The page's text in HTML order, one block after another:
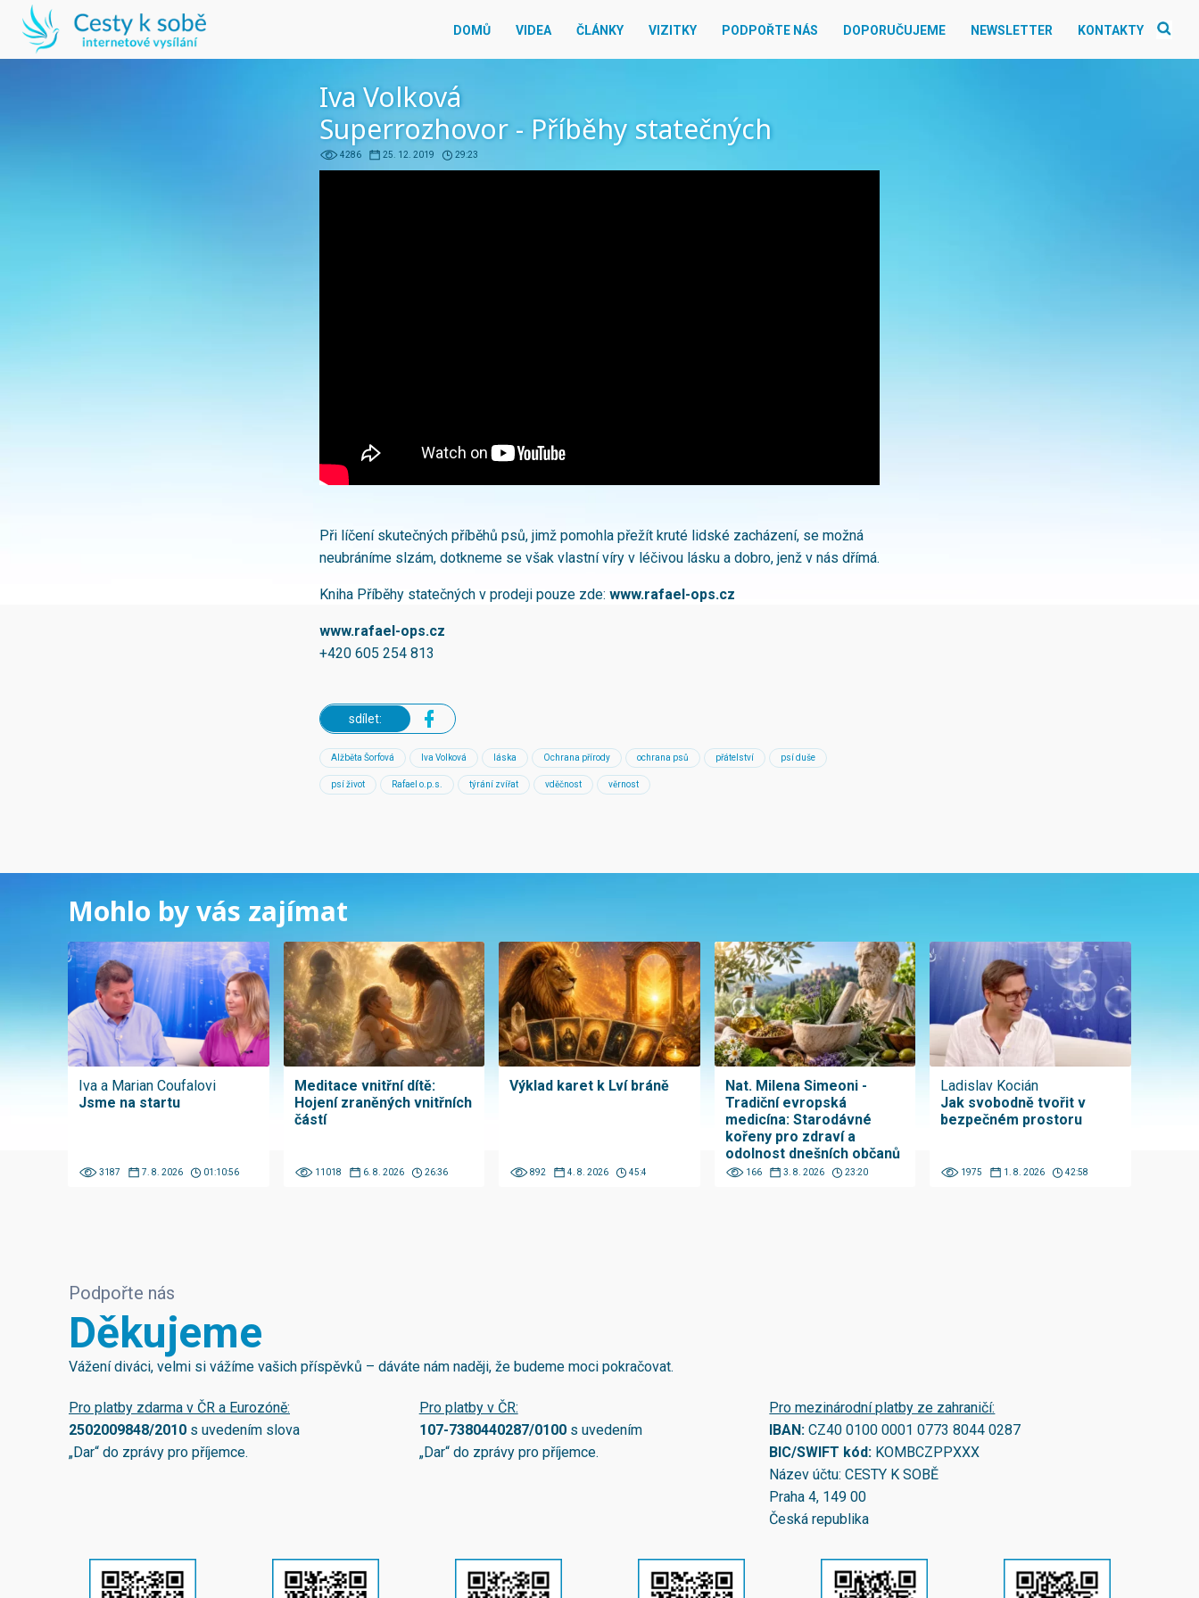
DOMŮ VIDEA ČLÁNKY VIZITKY PODPOŘTE NÁS DOPORUČUJEME NEWSLETTER KONTAKTY
Iva Volková
Superrozhovor - Příběhy statečných
4286 25. 12. 2019 29:23
Při líčení skutečných příběhů psů, jimž pomohla přežít kruté lidské zacházení, se možná
neubráníme slzám, dotkneme se však vlastní víry v léčivou lásku a dobro, jenž v nás dřímá.
Kniha Příběhy statečných v prodeji pouze zde: www.rafael-ops.cz
www.rafael-ops.cz
+420 605 254 813
sdílet:
Alžběta Šorfová Iva Volková láska Ochrana přírody ochrana psů přátelství psí duše
psí život Rafael o.p.s. týrání zvířat vděčnost věrnost
Mohlo by vás zajímat
Iva a Marian Coufalovi
Jsme na startu
3187 7. 8. 2026 01:10:56
Meditace vnitřní dítě:
Hojení zraněných vnitřních
částí
11018 6. 8. 2026 26:36
Výklad karet k Lví bráně
892 4. 8. 2026 45:4
Nat. Milena Simeoni -
Tradiční evropská
medicína: Starodávné
kořeny pro zdraví a
odolnost dnešních občanů
166 3. 8. 2026 23:20
Ladislav Kocián
Jak svobodně tvořit v
bezpečném prostoru
1975 1. 8. 2026 42:58
Podpořte nás
Děkujeme
Vážení diváci, velmi si vážíme vašich příspěvků – dáváte nám naději, že budeme moci pokračovat.
Pro platby zdarma v ČR a Eurozóně:
2502009848/2010 s uvedením slova
„Dar“ do zprávy pro příjemce.
Pro platby v ČR:
107-7380440287/0100s uvedením
„Dar“ do zprávy pro příjemce.
Pro mezinárodní platby ze zahraničí:
IBAN:CZ40 0100 0001 0773 8044 0287
BIC/SWIFT kód: KOMBCZPPXXX
Název účtu: CESTY K SOBĚ
Praha 4, 149 00
Česká republika